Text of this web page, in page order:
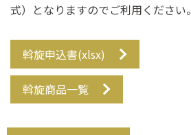
式）となりますのでご利用ください。
斡旋申込書(xlsx)
斡旋商品一覧